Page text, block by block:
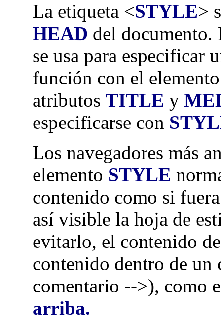
La etiqueta <STYLE>
HEAD del
se usa para especificar
función con el
atributos TITLE y
especificarse con
Los navegadores más
elemento STYLE
contenido como si
así visible la hoja de
evitarlo, el contenido
contenido dentro de
comentario -->), como
arriba.